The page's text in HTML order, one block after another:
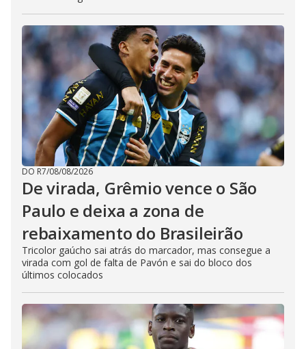
DO R7/08/08/2026
De virada, Grêmio vence o São
Paulo e deixa a zona de
rebaixamento do Brasileirão
Tricolor gaúcho sai atrás do marcador, mas consegue a
virada com gol de falta de Pavón e sai do bloco dos
últimos colocados